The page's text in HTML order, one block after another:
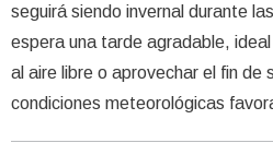
seguirá siendo invernal durante
espera una tarde agradable,
al aire libre o aprovechar el fin de
condiciones meteorológicas